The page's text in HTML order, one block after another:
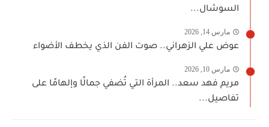
السوشال...
مارس 14, 2026
عوض علي الزهراني.. صوت الفن الذي يخطف الأضواء
مارس 10, 2026
مريم فهد سعد.. المرأة التي تُضفي جمالًا وإلهامًا على
تفاصيل...